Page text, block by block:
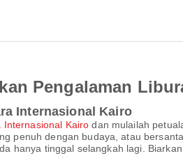
Pengalaman
Internasional Kairo
Internasional Kairo dan mulailah
penuh dengan budaya, atau
hanya tinggal selangkah lagi.